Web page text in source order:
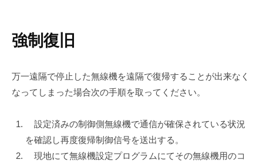
強制復旧
万一遠隔で停止した無線機を遠隔で復帰することが出来なく
なってしまった場合次の手順を取ってください。
設定済みの制御側無線機で通信が確保されている状況
を確認し再度復帰制御信号を送出する。
現地にて無線機設定プログラムにてその無線機用のコ